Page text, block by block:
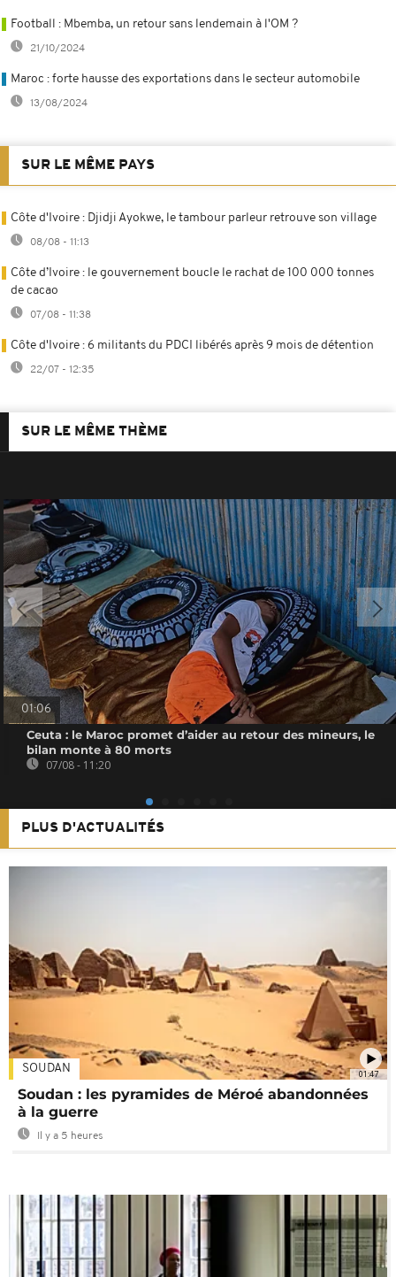
Football : Mbemba, un retour sans lendemain à l'OM ?
21/10/2024
Maroc : forte hausse des exportations dans le secteur automobile
13/08/2024
SUR LE MÊME PAYS
Côte d'Ivoire : Djidji Ayokwe, le tambour parleur retrouve son village
08/08 - 11:13
Côte d’Ivoire : le gouvernement boucle le rachat de 100 000 tonnes
de cacao
07/08 - 11:38
Côte d'Ivoire : 6 militants du PDCI libérés après 9 mois de détention
22/07 - 12:35
SUR LE MÊME THÈME
01:06
Ceuta : le Maroc promet d’aider au retour des mineurs, le
bilan monte à 80 morts
07/08 - 11:20
PLUS D'ACTUALITÉS
01:47
SOUDAN
Soudan : les pyramides de Méroé abandonnées
à la guerre
Il y a 5 heures